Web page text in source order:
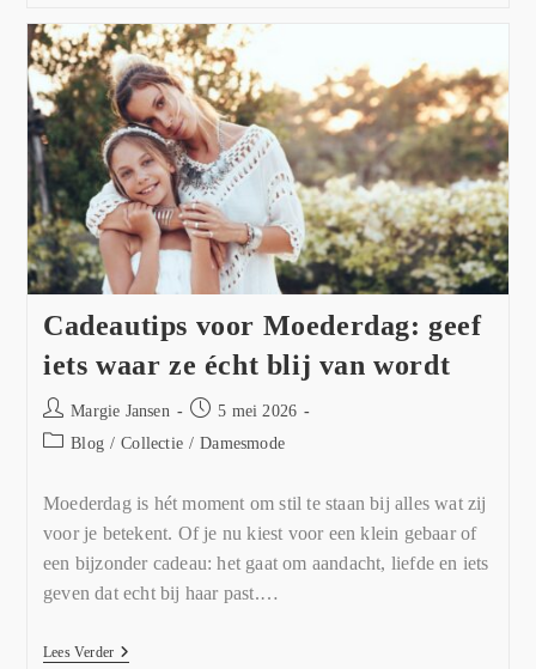
Cadeautips voor Moederdag: geef
iets waar ze écht blij van wordt
Margie Jansen
5 mei 2026
Blog / Collectie / Damesmode
Moederdag is hét moment om stil te staan bij alles wat zij
voor je betekent. Of je nu kiest voor een klein gebaar of
een bijzonder cadeau: het gaat om aandacht, liefde en iets
geven dat echt bij haar past.…
Lees Verder